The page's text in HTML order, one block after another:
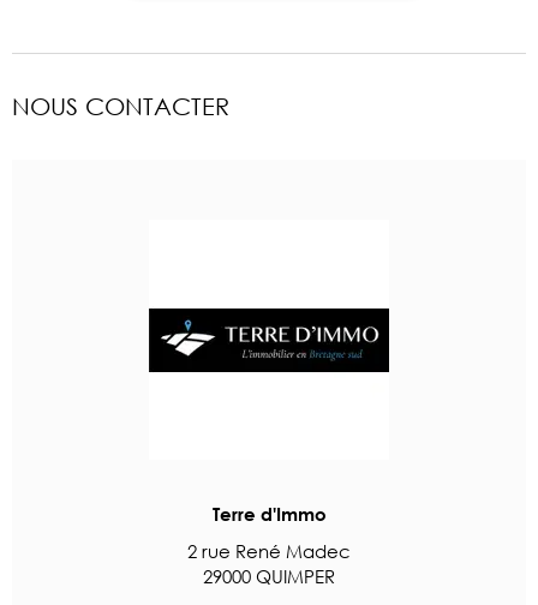
NOUS CONTACTER
Terre d'Immo
2 rue René Madec
29000 QUIMPER